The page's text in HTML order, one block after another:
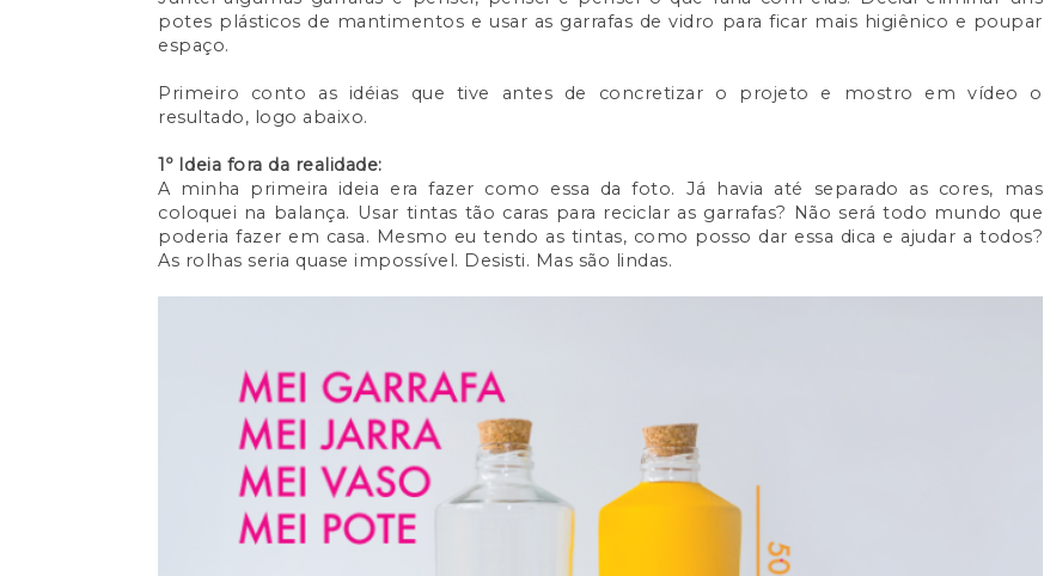
potes plásticos de mantimentos e usar as garrafas de vidro para ficar mais higiênico e poupar
espaço.
Primeiro conto as idéias que tive antes de concretizar o projeto e mostro em vídeo o
resultado, logo abaixo.
1º Ideia fora da realidade:
A minha primeira ideia era fazer como essa da foto. Já havia até separado as cores, mas
coloquei na balança. Usar tintas tão caras para reciclar as garrafas? Não será todo mundo que
poderia fazer em casa. Mesmo eu tendo as tintas, como posso dar essa dica e ajudar a todos?
As rolhas seria quase impossível. Desisti. Mas são lindas.